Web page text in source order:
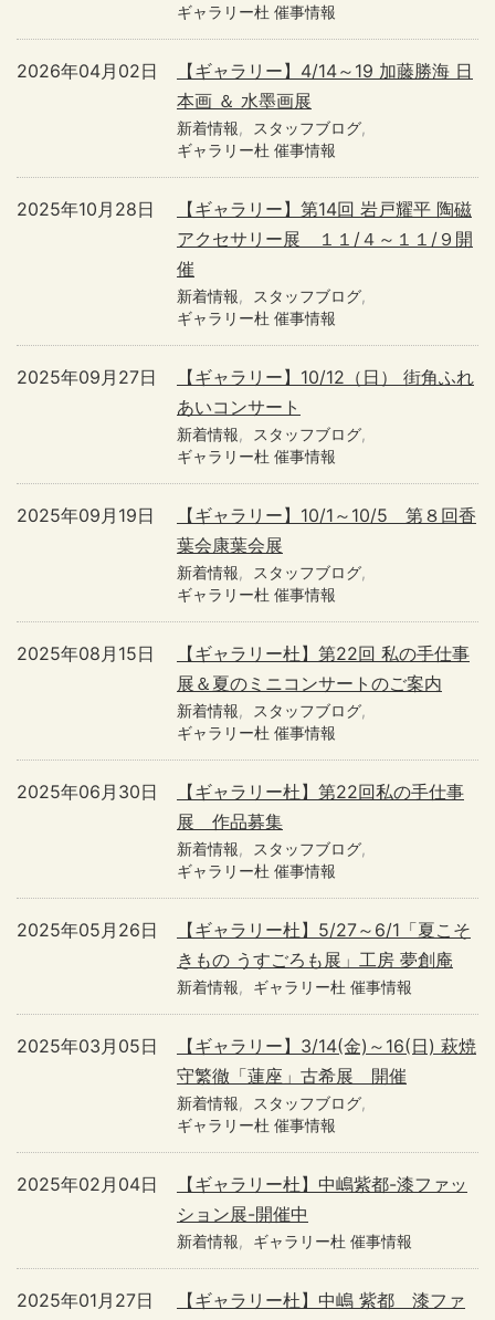
ギャラリー杜 催事情報
【ギャラリー】4/14～19 加藤勝海 日
本画 ＆ 水墨画展
2026年04月02日
新着情報
スタッフブログ
ギャラリー杜 催事情報
【ギャラリー】第14回 岩戸耀平 陶磁
アクセサリー展 １１/４～１１/９開
催
2025年10月28日
新着情報
スタッフブログ
ギャラリー杜 催事情報
【ギャラリー】10/12（日） 街角ふれ
あいコンサート
2025年09月27日
新着情報
スタッフブログ
ギャラリー杜 催事情報
【ギャラリー】10/1～10/5 第８回香
葉会康葉会展
2025年09月19日
新着情報
スタッフブログ
ギャラリー杜 催事情報
【ギャラリー杜】第22回 私の手仕事
展＆夏のミニコンサートのご案内
2025年08月15日
新着情報
スタッフブログ
ギャラリー杜 催事情報
【ギャラリー杜】第22回私の手仕事
展 作品募集
2025年06月30日
新着情報
スタッフブログ
ギャラリー杜 催事情報
【ギャラリー杜】5/27～6/1「夏こそ
きもの うすごろも展」工房 夢創庵
2025年05月26日
新着情報 ギャラリー杜 催事情報
【ギャラリー】3/14(金)～16(日) 萩焼
守繁徹「蓮座」古希展 開催
2025年03月05日
新着情報
スタッフブログ
ギャラリー杜 催事情報
【ギャラリー杜】中嶋紫都-漆ファッ
ション展-開催中
2025年02月04日
新着情報 ギャラリー杜 催事情報
【ギャラリー杜】中嶋 紫都 漆ファ
2025年01月27日